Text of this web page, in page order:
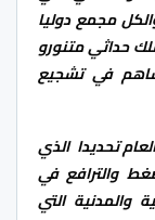
مجمع دوليا
حداثي متنورو
في تشجيع
تحديدا الذي
والترافع في
والمدنية التي